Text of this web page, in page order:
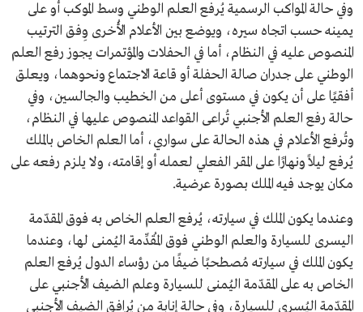
وفي حالة المواكب الرسمية يُرفع العلم الوطني وسط الموكب أو على
يمينه حسب اتجاه سيره، ويوضع بين الأعلام الأُخرى وِفق الترتيب
المنصوص عليه في النظام، أما في الحفلات والمؤتمرات يجوز رفع العلم
الوطني على جدران صالة الحفلة أو قاعة الاجتماع ونحوهما، ويعلق
أفقيًا على أن يكون في مستوى أعلى من الخطيب والجالسين، وفي
حالة رفع العلم الأجنبي تُراعى القواعد المنصوص عليها في النظام،
وتُرفع الأعلام في هذه الحالة على سواري، أما العلم الخاص بالملك
يُرفع ليلاً ونهارًا على المقر الفعلي لعمله أو إقامته، ولا يلزم رفعه على
مكان يوجد فيه الملك بصورة عرضية.
وعندما يكون الملك في سيارته، يُرفع العلم الخاص به فوق المقدّمة
اليسرى للسيارة والعلم الوطني فوق المُقدِّمة اليُمنى لها، وعندما
يكون الملك في سيارته مُصطحبًا ضيفًا من رؤساء الدول يُرفع العلم
الخاص به على المقدّمة اليُمنى للسيارة وعلم الضيف الأجنبي على
المقدّمة اليُسرى للسيارة، وفي حالة إنابة من يُرافق الضيف الأجنبي